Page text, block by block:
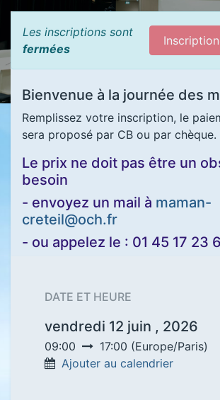
Les inscriptions sont
fermées
Bienvenue à la journée des
Remplissez votre inscription, le
sera proposé par CB ou par chèque.
Le prix ne doit pas être un
besoin
- envoyez un mail à maman-
creteil@och.fr
- ou appelez le : 01 45 17 23
DATE ET HEURE
vendredi 12 juin , 2026
09:00 17:00 (Europe/Paris)
Ajouter au calendrier